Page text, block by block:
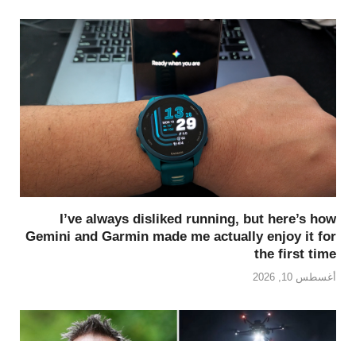
I’ve always disliked running, but here’s how
Gemini and Garmin made me actually enjoy it for
the first time
أغسطس 10, 2026